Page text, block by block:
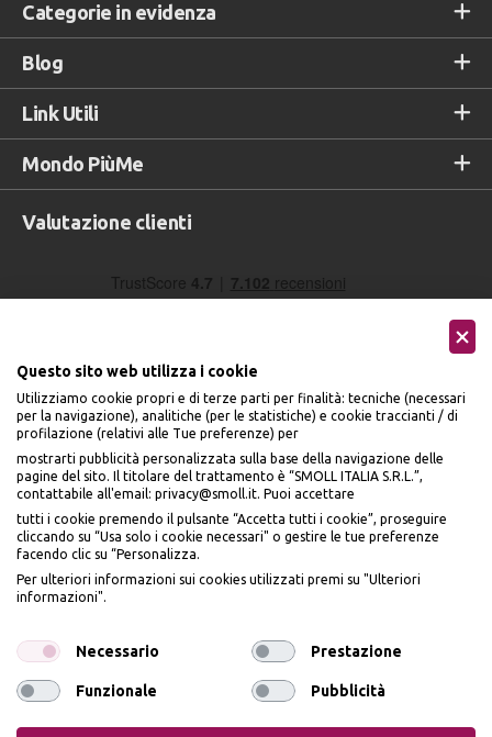
Categorie in evidenza
Blog
Link Utili
Mondo PiùMe
Valutazione clienti
Accettiamo
Seguici sui social
Privacy Policy Cookie Policy
Questo sito web utilizza i cookie
Utilizziamo cookie propri e di terze parti per finalità: tecniche (necessari
per la navigazione), analitiche (per le statistiche) e cookie traccianti / di
profilazione (relativi alle Tue preferenze) per
mostrarti pubblicità personalizzata sulla base della navigazione delle
pagine del sito. Il titolare del trattamento è “SMOLL ITALIA S.R.L.”,
contattabile all'email: privacy@smoll.it. Puoi accettare
tutti i cookie premendo il pulsante “Accetta tutti i cookie”, proseguire
cliccando su “Usa solo i cookie necessari" o gestire le tue preferenze
facendo clic su “Personalizza.
Per ulteriori informazioni sui cookies utilizzati premi su "Ulteriori
informazioni".
Necessario Prestazione
Funzionale Pubblicità
BENVENUTO DA
PIÙME
IL10% DI SCONTO
dell’art. 13 del Reg UE 2016/679 e presto il mio consenso a ricevere email